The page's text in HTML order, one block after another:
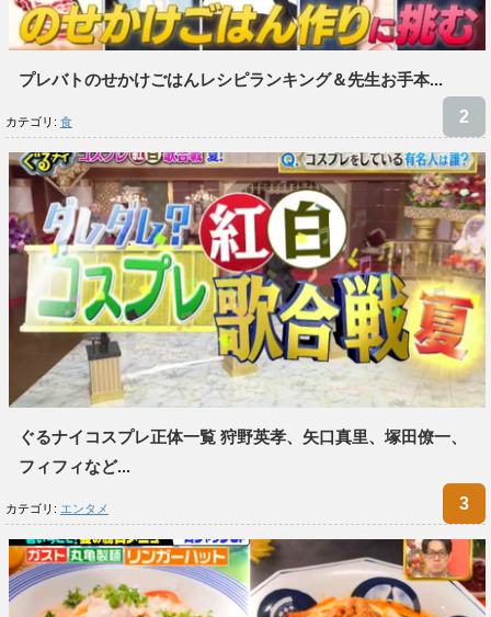
プレバトのせかけごはんレシピランキング＆先生お手本...
カテゴリ: 食
ぐるナイコスプレ正体一覧 狩野英孝、矢口真里、塚田僚一、
フィフィなど...
カテゴリ: エンタメ